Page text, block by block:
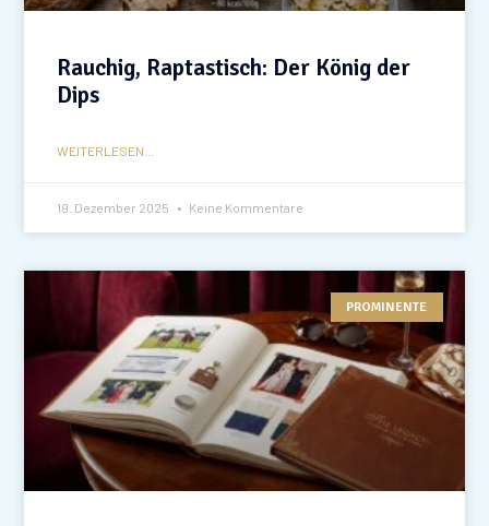
Rauchig, Raptastisch: Der König der
Dips
WEITERLESEN...
19. Dezember 2025 Keine Kommentare
PROMINENTE